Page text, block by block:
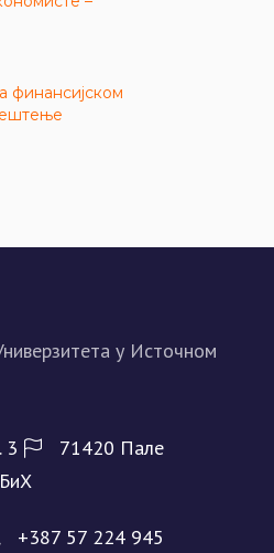
финансијском
3
71420 Палe
+387 57 224 945